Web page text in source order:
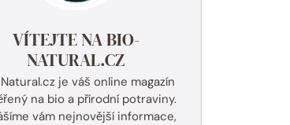
VÍTEJTE NA BIO-
NATURAL.CZ
je váš online magazín
na bio a přírodní potraviny.
vám nejnovější informace,